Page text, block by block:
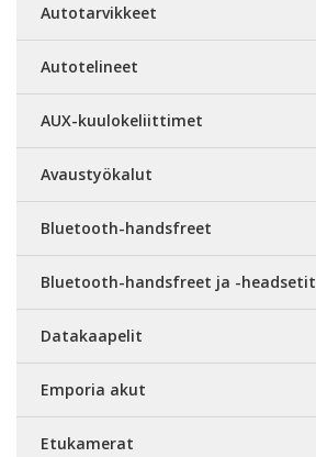
Autotarvikkeet
Autotelineet
AUX-kuulokeliittimet
Avaustyökalut
Bluetooth-handsfreet
Bluetooth-handsfreet ja -headsetit
Datakaapelit
Emporia akut
Etukamerat